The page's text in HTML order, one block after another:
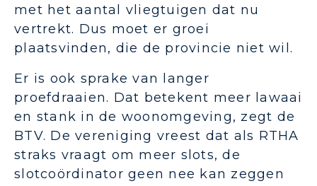
met het aantal vliegtuigen dat nu
vertrekt. Dus moet er groei
plaatsvinden, die de provincie niet wil.
Er is ook sprake van langer
proefdraaien. Dat betekent meer lawaai
en stank in de woonomgeving, zegt de
BTV. De vereniging vreest dat als RTHA
straks vraagt om meer slots, de
slotcoördinator geen nee kan zeggen